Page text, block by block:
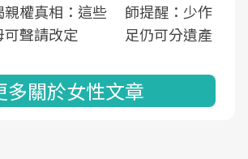
權真相：這些
聲請改定
師提醒：少作「這
足仍可分遺產
多關於女性文章